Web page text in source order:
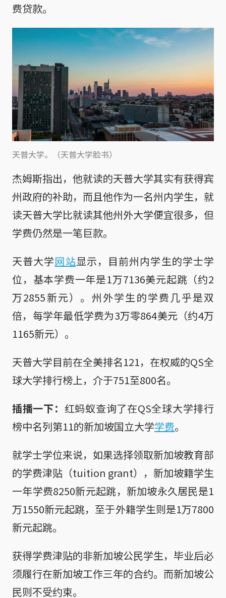
费贷款。
天普大学。（天普大学脸书）
杰姆斯指出，他就读的天普大学其实有获得宾
州政府的补助，而且他作为一名州内学生，就
读天普大学比就读其他州外大学便宜很多，但
学费仍然是一笔巨款。
天普大学网站显示，目前州内学生的学士学
位，基本学费一年是1万7136美元起跳（约2
万2855新元）。州外学生的学费几乎是双
倍，每学年最低学费为3万零864美元（约4万
1165新元）。
天普大学目前在全美排名121，在权威的QS全
球大学排行榜上，介于751至800名。
插播一下： 红蚂蚁查询了在QS全球大学排行
榜中名列第11的新加坡国立大学学费。
就学士学位来说，如果选择领取新加坡教育部
的学费津贴（tuition grant），新加坡籍学生
一年学费8250新元起跳，新加坡永久居民是1
万1550新元起跳，至于外籍学生则是1万7800
新元起跳。
获得学费津贴的非新加坡公民学生，毕业后必
须履行在新加坡工作三年的合约。而新加坡公
民则不受约束。